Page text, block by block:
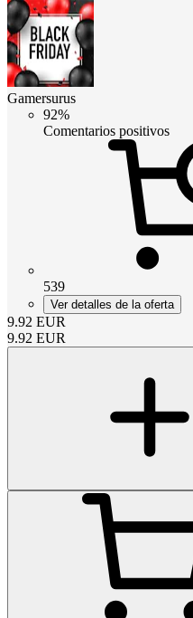
Gamersurus
92%
Comentarios positivos
539
Ver detalles de la oferta
9.92 EUR
9.92 EUR